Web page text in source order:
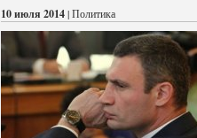
10 июля 2014| Политика